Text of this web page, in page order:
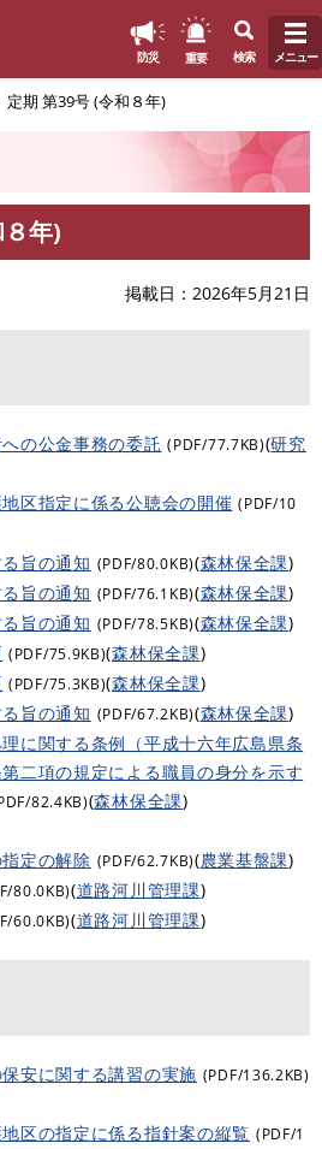
防災 重要 検索 メニュー
定期 第39号 (令和８年)
年)
掲載日 2026年5月21日
の公金事務の委託 (PDF/77.7KB)(研究
区指定に係る公聴会の開催 (PDF/10
旨の通知 (PDF/80.0KB)(森林保全課)
旨の通知 (PDF/76.1KB)(森林保全課)
旨の通知 (PDF/78.5KB)(森林保全課)
(PDF/75.9KB)(森林保全課)
(PDF/75.3KB)(森林保全課)
旨の通知 (PDF/67.2KB)(森林保全課)
に関する条例（平成十六年広島県条
二項の規定による職員の身分を示す
82.4KB)(森林保全課)
定の解除 (PDF/62.7KB)(農業基盤課)
80.0KB)(道路河川管理課)
60.0KB)(道路河川管理課)
安に関する講習の実施 (PDF/136.2KB)
区の指定に係る指針案の縦覧 (PDF/1